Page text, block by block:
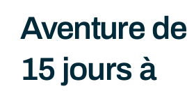
Aventure de
15 jours à